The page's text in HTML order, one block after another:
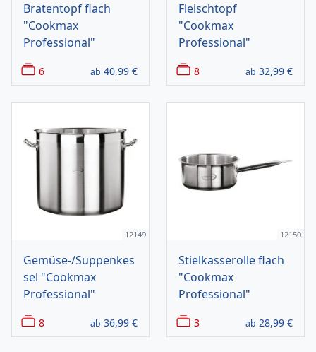
Bratentopf flach
"Cookmax
Professional"
6 ab 40,99 €
Fleischtopf
"Cookmax
Professional"
8 ab 32,99 €
12149
Gemüse-/Suppenkes
sel "Cookmax
Professional"
8 ab 36,99 €
12150
Stielkasserolle flach
"Cookmax
Professional"
3 ab 28,99 €